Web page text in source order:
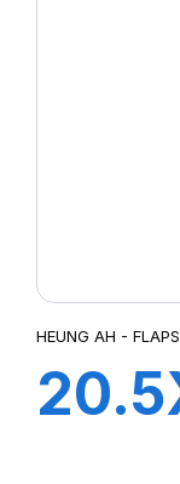
HEUNG AH - FLAPS